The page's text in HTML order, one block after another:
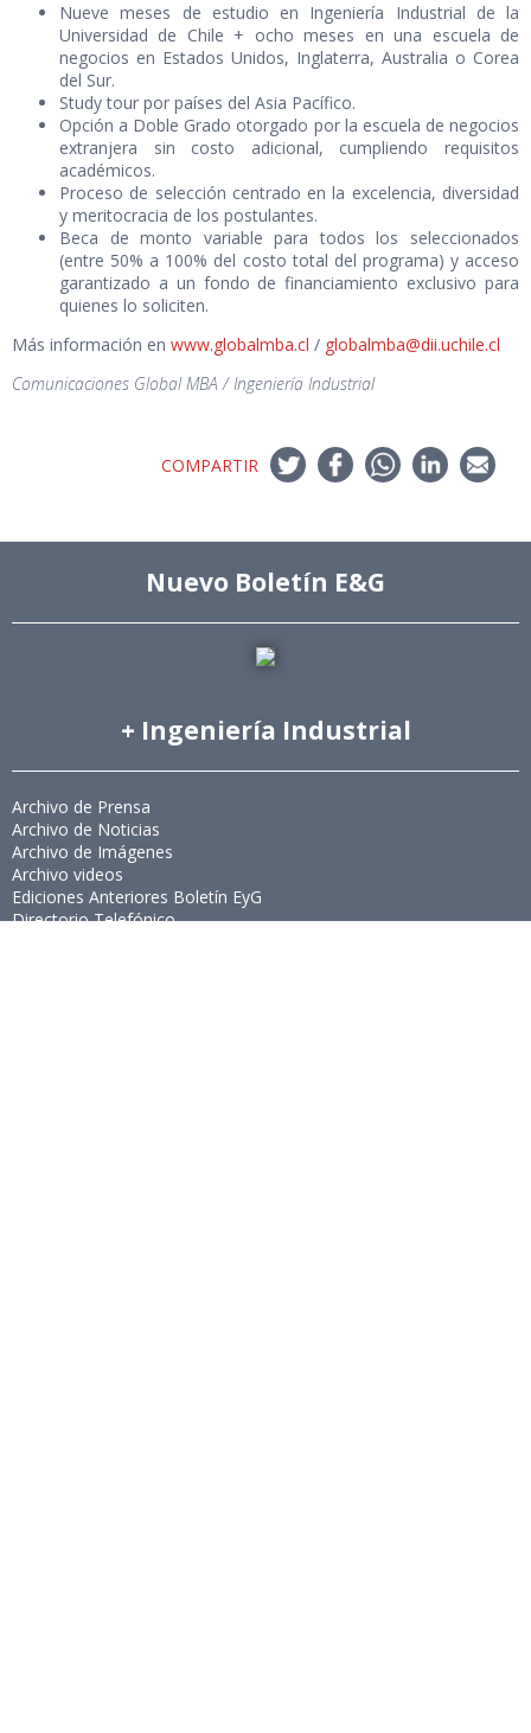
Nueve meses de estudio en Ingeniería Industrial de la
Universidad de Chile + ocho meses en una escuela de
negocios en Estados Unidos, Inglaterra, Australia o Corea
del Sur.
Study tour por países del Asia Pacífico.
Opción a Doble Grado otorgado por la escuela de negocios
extranjera sin costo adicional, cumpliendo requisitos
académicos.
Proceso de selección centrado en la excelencia, diversidad
y meritocracia de los postulantes.
Beca de monto variable para todos los seleccionados
(entre 50% a 100% del costo total del programa) y acceso
garantizado a un fondo de financiamiento exclusivo para
quienes lo soliciten.
Más información en www.globalmba.cl / globalmba@dii.uchile.cl
Comunicaciones Global MBA / Ingeniería Industrial
COMPARTIR
Nuevo Boletín E&G
+ Ingeniería Industrial
Archivo de Prensa
Archivo de Noticias
Archivo de Imágenes
Archivo videos
Ediciones Anteriores Boletín EyG
Directorio Telefónico